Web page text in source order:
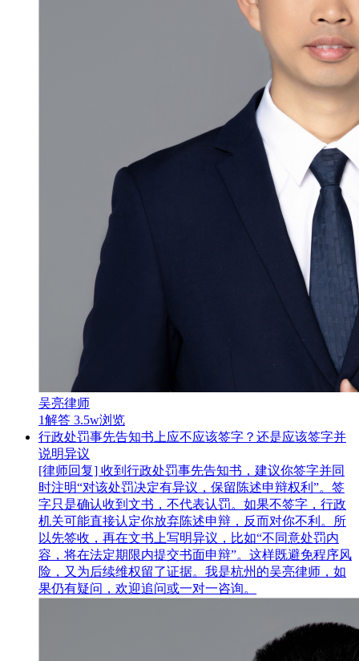
吴亮律师
1解答 3.5w浏览
行政处罚事先告知书上应不应该签字？还是应该签字并
说明异议
[律师回复] 收到行政处罚事先告知书，建议你签字并同
时注明“对该处罚决定有异议，保留陈述申辩权利”。签
字只是确认收到文书，不代表认罚。如果不签字，行政
机关可能直接认定你放弃陈述申辩，反而对你不利。所
以先签收，再在文书上写明异议，比如“不同意处罚内
容，将在法定期限内提交书面申辩”。这样既避免程序风
险，又为后续维权留了证据。我是杭州的吴亮律师，如
果仍有疑问，欢迎追问或一对一咨询。